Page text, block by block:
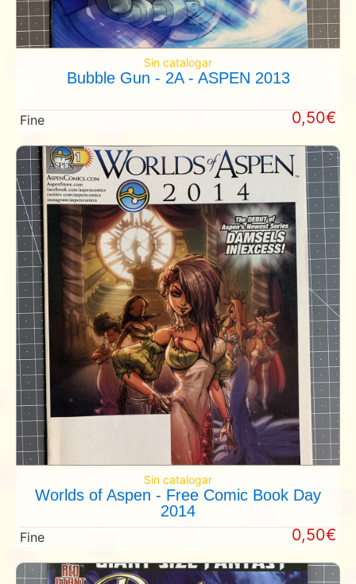
Sin catalogar
Bubble Gun - 2A - ASPEN 2013
Fine 0,50€
Sin catalogar
Worlds of Aspen - Free Comic Book Day
2014
Fine 0,50€